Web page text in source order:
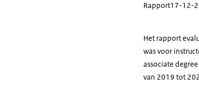
Rapport17-12-
Het rapport
was voor
associate
van 2019 tot